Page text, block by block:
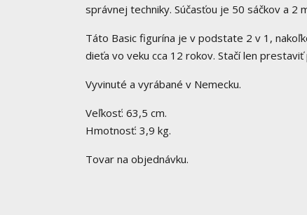
správnej techniky. Súčasťou je 50 sáčkov a 2
Táto Basic figurína je v podstate 2 v 1,
dieťa vo veku cca 12 rokov. Stačí len
Vyvinuté a vyrábané v Nemecku.
Veľkosť: 63,5 cm.
Hmotnosť: 3,9 kg.
Tovar na objednávku.